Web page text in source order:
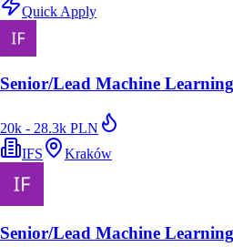
Quick Apply
Senior/Lead Machine
20k - 28.3k PLN
IFS
Kraków
Senior/Lead Machine